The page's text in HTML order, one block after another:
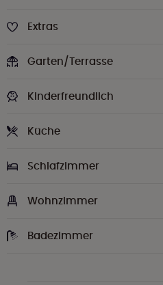
Extras
Garten/Terrasse
Kinderfreundlich
Küche
Schlafzimmer
Wohnzimmer
Badezimmer